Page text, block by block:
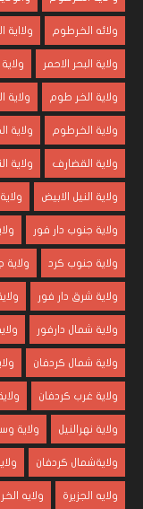
ولائه الخرطوم ولااية
ولاية البحر الاحمر ولاية
ولاية الخر طوم ولاية
ولاية الخرطوم ولاية
ولاية القضارف ولاية
ولاية النيل الابيض
ولاية جنوب دار فور
ولاية جنوب كرد ولاية
ولاية شرق دار فور
ولاية شمال دارفور
ولاية شمال كردفان
ولاية غرب كردفان
ولاية نهرالنيل ولاية
ولايةشمال كردفان
ولايه الجزيرة ولايه